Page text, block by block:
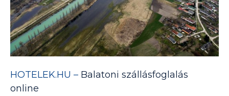
HOTELEK.HU – Balatoni szállásfoglalás
online